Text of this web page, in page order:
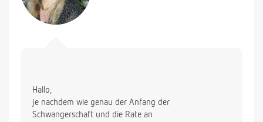
Ach ja ich habe in der 7 ssw ein bisschen
Kochmettwurst und Weichkäse Geramount mit
Mit freundlichen Grüßen
Chris
Hallo,
je nachdem wie genau der Anfang der
Schwangerschaft und die Rate an